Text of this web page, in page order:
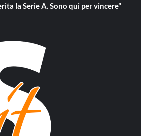
la Serie A. Sono qui per vincere”